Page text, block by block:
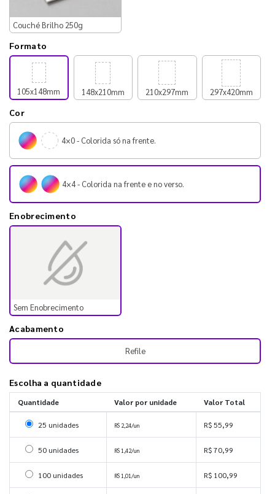
Couché Brilho 250g
Formato
105x148mm 148x210mm 210x297mm 297x420mm
Cor
4×0 - Colorida só na frente.
4×4 - Colorida na frente e no verso.
Enobrecimento
Sem Enobrecimento
Acabamento
Refile
Escolha a quantidade
Quantidade Valor por unidade Valor Total
Selecionar 25 unidades
25 unidades R$ 2,24/un R$ 55,99
Selecionar 50 unidades
50 unidades R$ 1,42/un R$ 70,99
Selecionar 100 unidades
100 unidades R$ 1,01/un R$ 100,99